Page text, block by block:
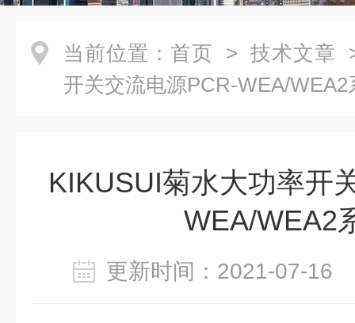
当前位置： 首页 > 技术文章
开关交流电源PCR-WEA/WEA2
KIKUSUI菊水大功率开
WEA/WEA2
更新时间：2021-07-